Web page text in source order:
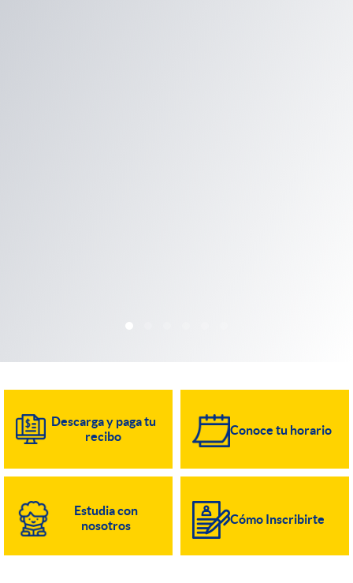
Descarga y paga tu
recibo
Conoce tu horario
Estudia con
nosotros
Cómo Inscribirte